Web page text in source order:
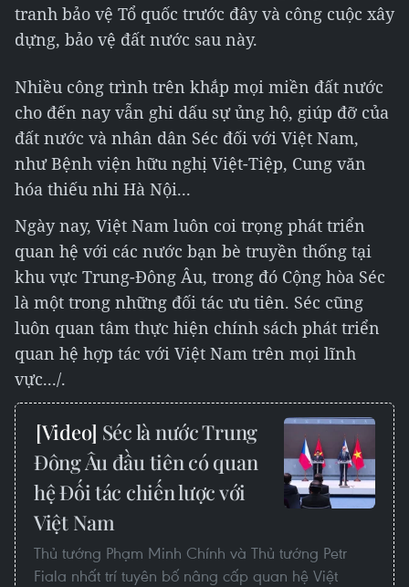
tranh bảo vệ Tổ quốc trước đây và công cuộc xây
dựng, bảo vệ đất nước sau này.
Nhiều công trình trên khắp mọi miền đất nước
cho đến nay vẫn ghi dấu sự ủng hộ, giúp đỡ của
đất nước và nhân dân Séc đối với Việt Nam,
như Bệnh viện hữu nghị Việt-Tiệp, Cung văn
hóa thiếu nhi Hà Nội...
Ngày nay, Việt Nam luôn coi trọng phát triển
quan hệ với các nước bạn bè truyền thống tại
khu vực Trung-Đông Âu, trong đó Cộng hòa Séc
là một trong những đối tác ưu tiên. Séc cũng
luôn quan tâm thực hiện chính sách phát triển
quan hệ hợp tác với Việt Nam trên mọi lĩnh
vực.../.
Séc là nước Trung
Đông Âu đầu tiên có quan
hệ Đối tác chiến lược với
Việt Nam
Thủ tướng Phạm Minh Chính và Thủ tướng Petr
Fiala nhất trí tuyên bố nâng cấp quan hệ Việt